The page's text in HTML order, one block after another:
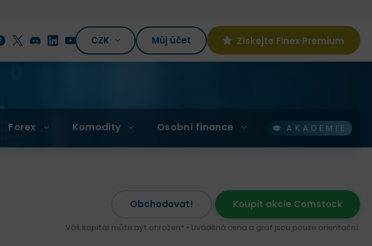
CZK Můj účet Získejte Finex Premium
Forex Komodity Osobní finance AKADEMIE
Obchodovat! Koupit akcie Comstock
Váš kapitál může být ohrožen* • Uváděná cena a graf jsou pouze orientační.